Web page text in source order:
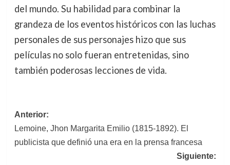
del mundo. Su habilidad para combinar la
grandeza de los eventos históricos con las luchas
personales de sus personajes hizo que sus
películas no solo fueran entretenidas, sino
también poderosas lecciones de vida.
Navegación
de
Anterior:
Lemoine, Jhon Margarita Emilio (1815-1892). El
publicista que definió una era en la prensa francesa
Siguiente: